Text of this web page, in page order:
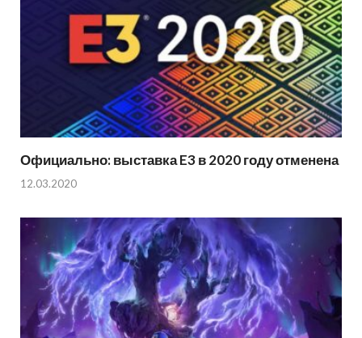
Официально: выставка E3 в 2020 году отменена
12.03.2020